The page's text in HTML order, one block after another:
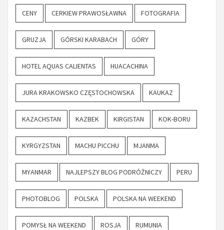
CENY CERKIEW PRAWOSŁAWNA FOTOGRAFIA
GRUZJA GÓRSKI KARABACH GÓRY
HOTEL AQUAS CALIENTAS HUACACHINA
JURA KRAKOWSKO CZĘSTOCHOWSKA KAUKAZ
KAZACHSTAN KAZBEK KIRGISTAN KOK-BORU
KYRGYZSTAN MACHU PICCHU MJANMA
MYANMAR NAJLEPSZY BLOG PODRÓŻNICZY PERU
PHOTOBLOG POLSKA POLSKA NA WEEKEND
POMYSŁ NA WEEKEND ROSJA RUMUNIA